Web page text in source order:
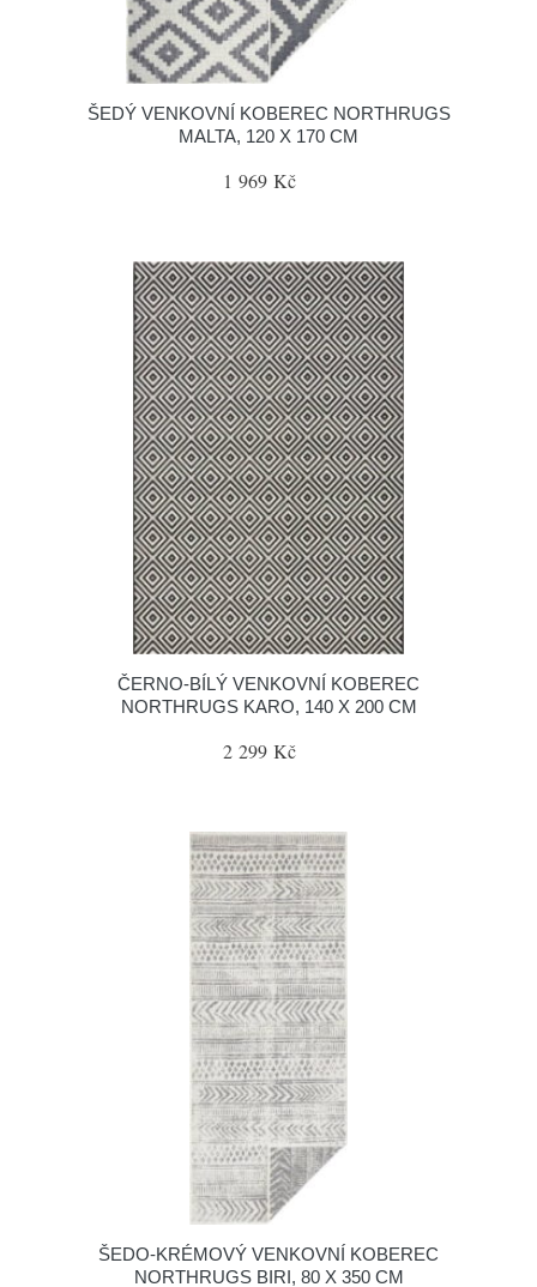
ŠEDÝ VENKOVNÍ KOBEREC NORTHRUGS
MALTA, 120 X 170 CM
1 969 Kč
ČERNO-BÍLÝ VENKOVNÍ KOBEREC
NORTHRUGS KARO, 140 X 200 CM
2 299 Kč
ŠEDO-KRÉMOVÝ VENKOVNÍ KOBEREC
NORTHRUGS BIRI, 80 X 350 CM